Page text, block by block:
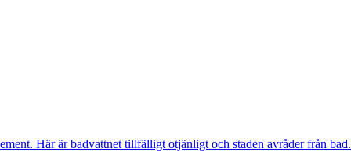
Här är badvattnet tillfälligt otjänligt och staden avråder från bad.